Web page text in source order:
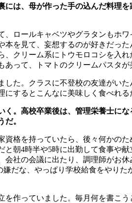
は、母が作った手の込んだ料理
ロールキャベツやグラタンもホ
を見て、妄想するのが好きだっ
クリーム系にトウモロコシを入
って、トマトのクリームパスタが
た。クラスに不登校の友達がい
するとこんなに美味しく食べれ
。高校卒業後は、管理栄養士に
。
格を持っていたら、後々何かの
と朝4時半や5時に出勤して食事や
社の会議に出たり、調理師がお
だな、やっぱり学校給食をやり
作っていました。毎月何を書こ